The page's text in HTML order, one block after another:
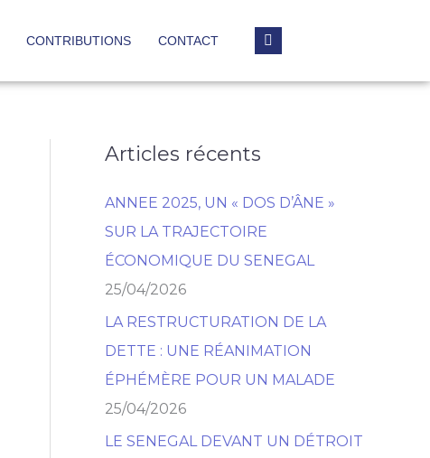
CONTRIBUTIONS CONTACT
Articles récents
ANNEE 2025, UN « DOS D’ÂNE »
SUR LA TRAJECTOIRE
ÉCONOMIQUE DU SENEGAL
25/04/2026
LA RESTRUCTURATION DE LA
DETTE : UNE RÉANIMATION
ÉPHÉMÈRE POUR UN MALADE
25/04/2026
LE SENEGAL DEVANT UN DÉTROIT
R
c
h
e
r
c
h
e
r